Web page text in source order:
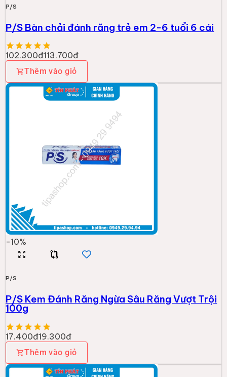
P/S
P/S Bàn chải đánh răng trẻ em 2-6 tuổi 6 cái
102.300đ113.700đ
Thêm vào giỏ
-10%
P/S
P/S Kem Đánh Răng Ngừa Sâu Răng Vượt Trội
100g
17.400đ19.300đ
Thêm vào giỏ